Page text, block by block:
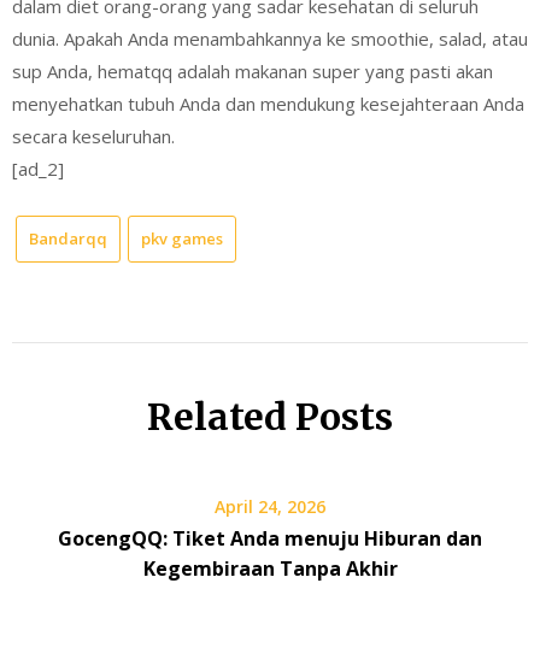
dalam diet orang-orang yang sadar kesehatan di seluruh
dunia. Apakah Anda menambahkannya ke smoothie, salad, atau
sup Anda, hematqq adalah makanan super yang pasti akan
menyehatkan tubuh Anda dan mendukung kesejahteraan Anda
secara keseluruhan.
[ad_2]
Bandarqq pkv games
Related Posts
April 24, 2026
GocengQQ: Tiket Anda menuju Hiburan dan
Kegembiraan Tanpa Akhir